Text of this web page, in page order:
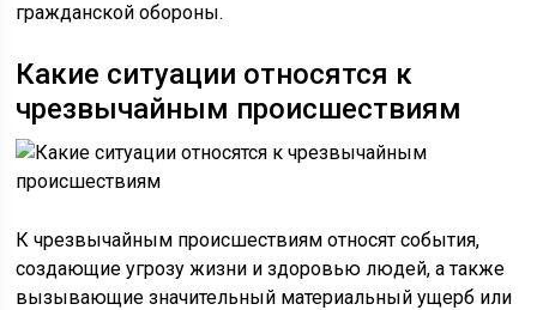
гражданской обороны.
Какие ситуации относятся к
чрезвычайным происшествиям
К чрезвычайным происшествиям относят события,
создающие угрозу жизни и здоровью людей, а также
вызывающие значительный материальный ущерб или